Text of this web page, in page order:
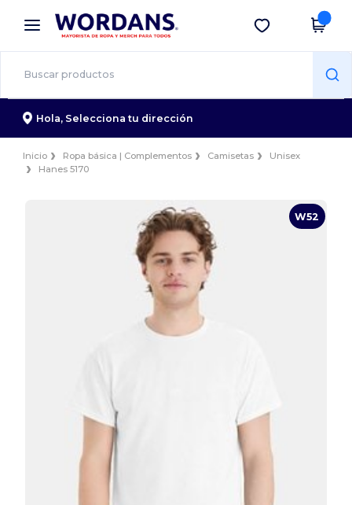
× App de Wordans
¡Mejores precios en app!
Descargar app
Hola, Selecciona tu dirección
Inicio Ropa básica | Complementos Camisetas
Unisex
Hanes 5170
W52